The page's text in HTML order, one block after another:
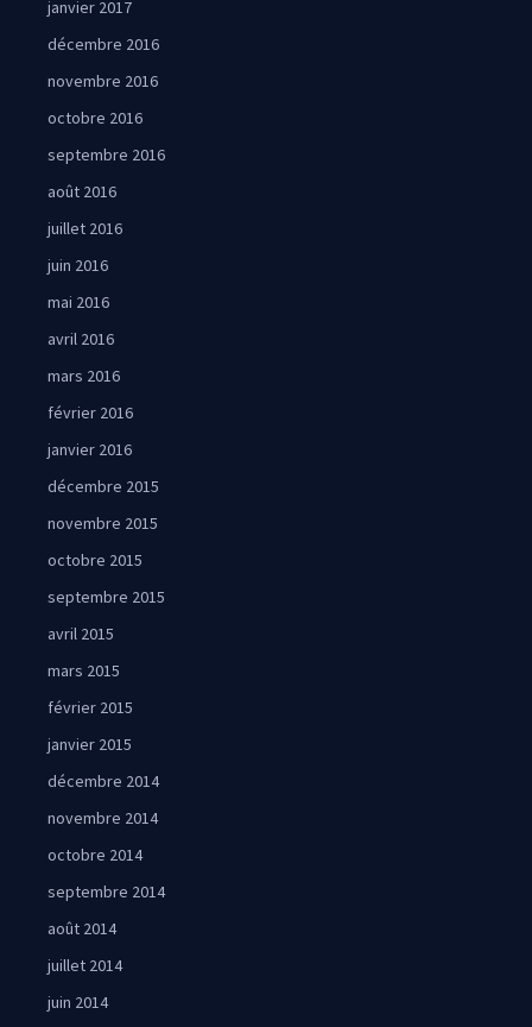
janvier 2017
décembre 2016
novembre 2016
octobre 2016
septembre 2016
août 2016
juillet 2016
juin 2016
mai 2016
avril 2016
mars 2016
février 2016
janvier 2016
décembre 2015
novembre 2015
octobre 2015
septembre 2015
avril 2015
mars 2015
février 2015
janvier 2015
décembre 2014
novembre 2014
octobre 2014
septembre 2014
août 2014
juillet 2014
juin 2014